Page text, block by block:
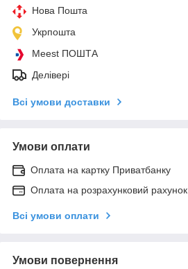
Нова Пошта
Укрпошта
Meest ПОШТА
Делівері
Всі умови доставки
Умови оплати
Оплата на картку Приватбанку
Оплата на розрахунковий рахунок
Всі умови оплати
Умови повернення